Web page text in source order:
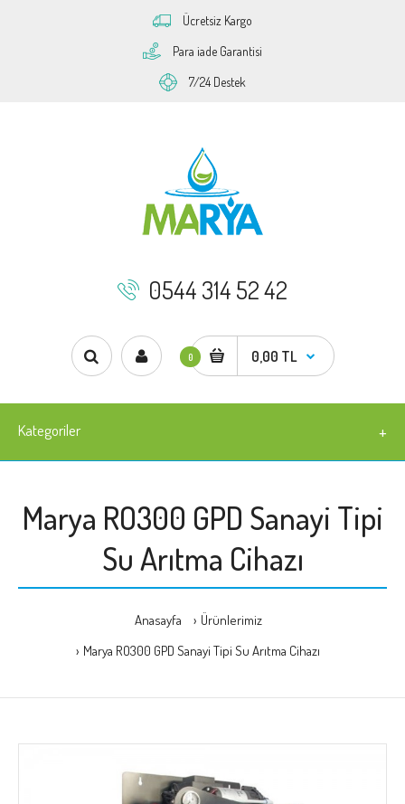
Ücretsiz Kargo
Para iade Garantisi
7/24 Destek
0544 314 52 42
0 0,00 TL
Kategoriler
Marya RO300 GPD Sanayi Tipi
Su Arıtma Cihazı
Anasayfa
Ürünlerimiz
Marya RO300 GPD Sanayi Tipi Su Arıtma Cihazı